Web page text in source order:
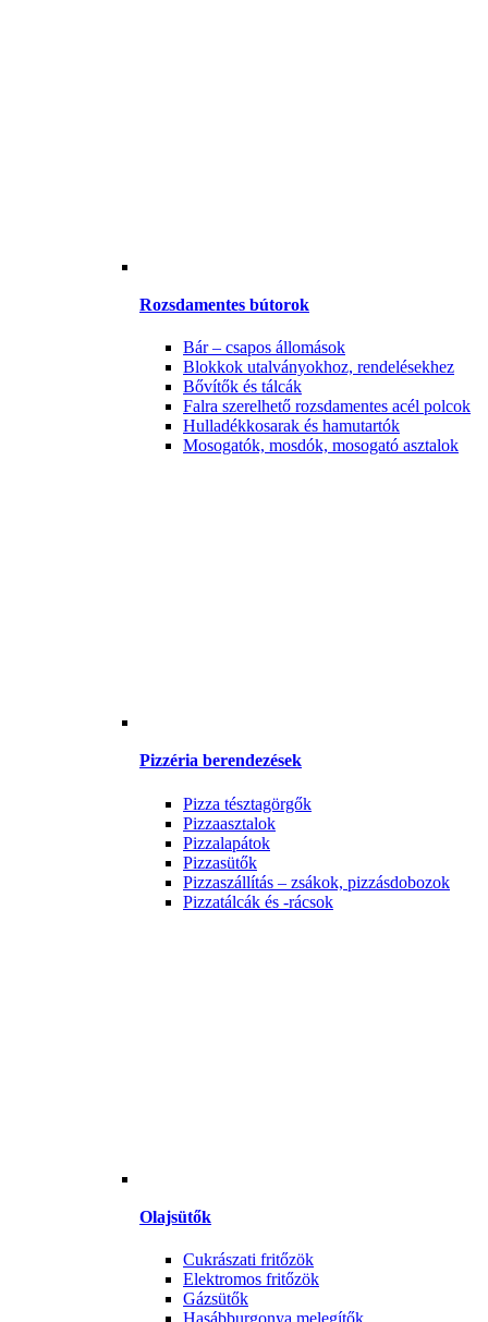
Rozsdamentes bútorok
Bár – csapos állomások
Blokkok utalványokhoz, rendelésekhez
Bővítők és tálcák
Falra szerelhető rozsdamentes acél polcok
Hulladékkosarak és hamutartók
Mosogatók, mosdók, mosogató asztalok
Pizzéria berendezések
Pizza tésztagörgők
Pizzaasztalok
Pizzalapátok
Pizzasütők
Pizzaszállítás – zsákok, pizzásdobozok
Pizzatálcák és -rácsok
Olajsütők
Cukrászati fritőzök
Elektromos fritőzök
Gázsütők